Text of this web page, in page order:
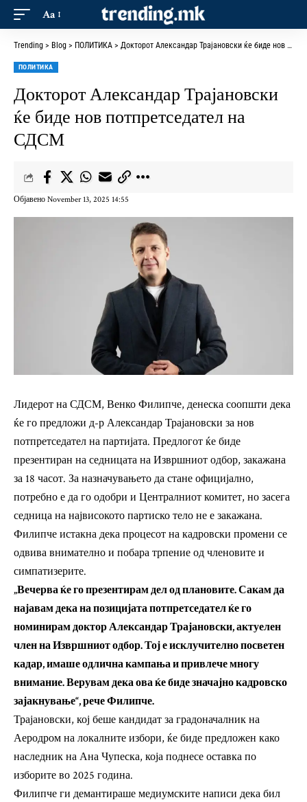
Aa
Trending > Blog > ПОЛИТИКА > Докторот Александар Трајановски ќе биде нов потпретседател на СДСМ
ПОЛИТИКА
Докторот Александар Трајановски
ќе биде нов потпретседател на
СДСМ
Објавено November 13, 2025 14:55
Лидерот на СДСМ, Венко Филипче, денеска соопшти дека
ќе го предложи д-р Александар Трајановски за нов
потпретседател на партијата. Предлогот ќе биде
презентиран на седницата на Извршниот одбор, закажана
за 18 часот. За назначувањето да стане официјално,
потребно е да го одобри и Централниот комитет, но засега
седница на највисокото партиско тело не е закажана.
Филипче истакна дека процесот на кадровски промени се
одвива внимателно и побара трпение од членовите и
симпатизерите.
„Вечерва ќе го презентирам дел од плановите. Сакам да
најавам дека на позицијата потпретседател ќе го
номинирам доктор Александар Трајановски, актуелен
член на Извршниот одбор. Тој е исклучително посветен
кадар, имаше одлична кампања и привлече многу
внимание. Верувам дека ова ќе биде значајно кадровско
зајакнување“, рече Филипче.
Трајановски, кој беше кандидат за градоначалник на
Аеродром на локалните избори, ќе биде предложен како
наследник на Ана Чупеска, која поднесе оставка по
изборите во 2025 година.
Филипче ги демантираше медиумските написи дека бил